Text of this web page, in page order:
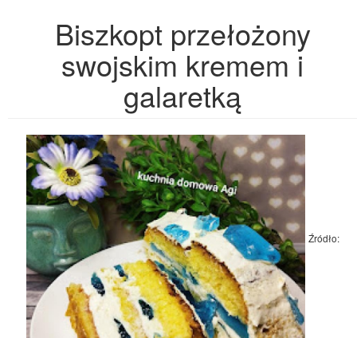
Biszkopt przełożony
swojskim kremem i
galaretką
Źródło: